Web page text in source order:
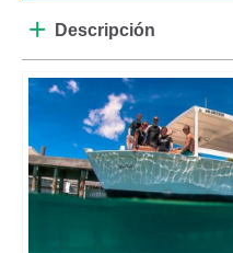
Descripción